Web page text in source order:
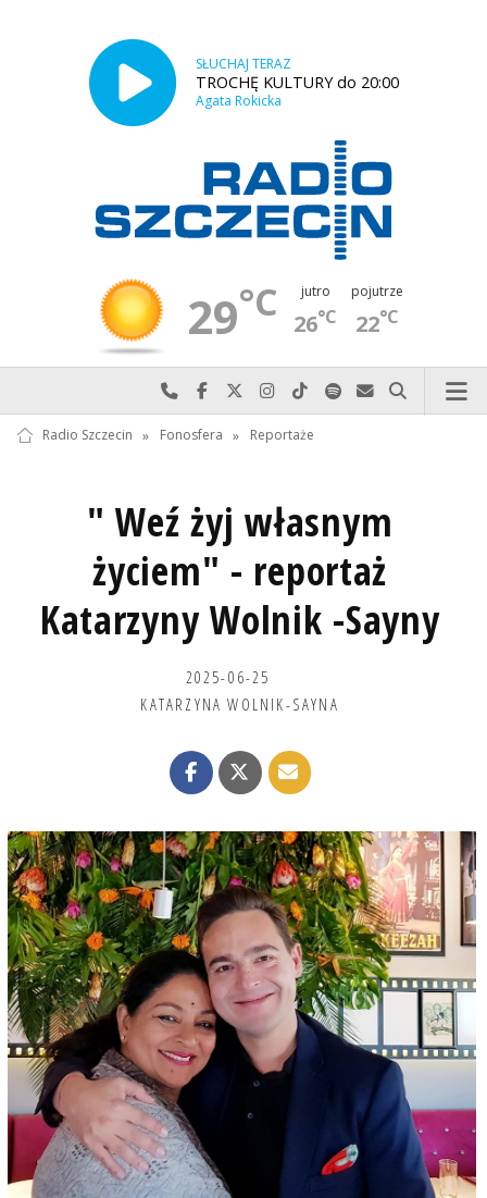
SŁUCHAJ TERAZ
TROCHĘ KULTURY do 20:00
Agata Rokicka
29°C jutro
26°C
pojutrze
22°C
Najlepiej po prostu do nas zadzwoń
Odwiedź nas na Facebook-u
Odwiedź nas na X
Odwiedź nas na Instagram-ie
Odwiedź nas na TikTok-u
Szukaj nas na Spotify
Wyślij do nas
Szukaj
Radio Szczecin » Fonosfera » Reportaże
" Weź żyj własnym
życiem" - reportaż
Katarzyny Wolnik -Sayny
2025-06-25
KATARZYNA WOLNIK-SAYNA